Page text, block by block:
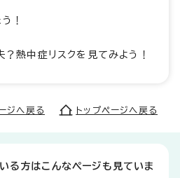
！
熱中症リスクを見てみよう！
ジへ戻る トップページへ戻る
る方はこんなページも見ていま